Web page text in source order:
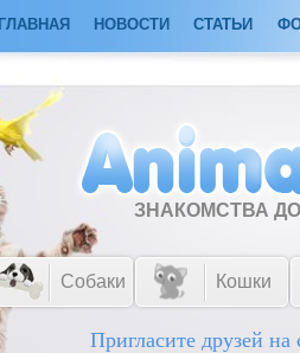
ГЛАВНАЯ НОВОСТИ СТАТЬИ
ЗНАКОМСТВА
Собаки Кошки
Пригласите друзей на